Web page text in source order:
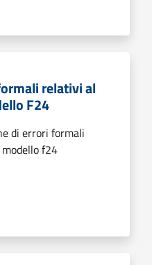
relativi al
F24
di errori formali
f24